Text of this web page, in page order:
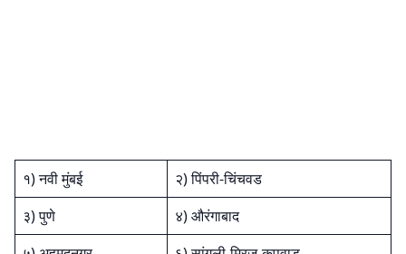
१) नवी मुंबई
२) पिंपरी-चिंचवड
३) पुणे
४) औरंगाबाद